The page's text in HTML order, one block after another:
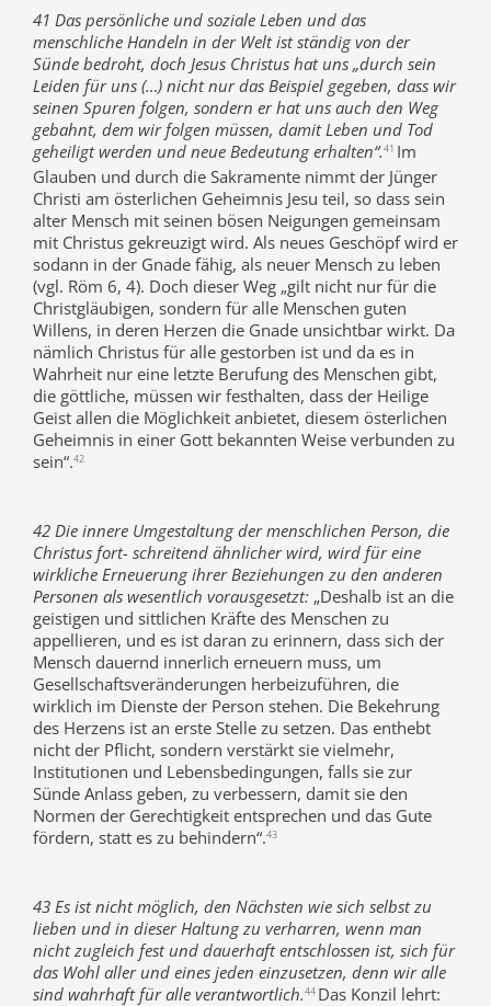
41 Das persönliche und soziale Leben und das
menschliche Handeln in der Welt ist ständig von der
Sünde bedroht, doch Jesus Christus hat uns „durch sein
Leiden für uns (…) nicht nur das Beispiel gegeben, dass wir
seinen Spuren folgen, sondern er hat uns auch den Weg
gebahnt, dem wir folgen müssen, damit Leben und Tod
geheiligt werden und neue Bedeutung erhalten“.41 Im
Glauben und durch die Sakramente nimmt der Jünger
Christi am österlichen Geheimnis Jesu teil, so dass sein
alter Mensch mit seinen bösen Neigungen gemeinsam
mit Christus gekreuzigt wird. Als neues Geschöpf wird er
sodann in der Gnade fähig, als neuer Mensch zu leben
(vgl. Röm 6, 4). Doch dieser Weg „gilt nicht nur für die
Christgläubigen, sondern für alle Menschen guten
Willens, in deren Herzen die Gnade unsichtbar wirkt. Da
nämlich Christus für alle gestorben ist und da es in
Wahrheit nur eine letzte Berufung des Menschen gibt,
die göttliche, müssen wir festhalten, dass der Heilige
Geist allen die Möglichkeit anbietet, diesem österlichen
Geheimnis in einer Gott bekannten Weise verbunden zu
sein“.42
42 Die innere Umgestaltung der menschlichen Person, die
Christus fort- schreitend ähnlicher wird, wird für eine
wirkliche Erneuerung ihrer Beziehungen zu den anderen
Personen als wesentlich vorausgesetzt: „Deshalb ist an die
geistigen und sittlichen Kräfte des Menschen zu
appellieren, und es ist daran zu erinnern, dass sich der
Mensch dauernd innerlich erneuern muss, um
Gesellschaftsveränderungen herbeizuführen, die
wirklich im Dienste der Person stehen. Die Bekehrung
des Herzens ist an erste Stelle zu setzen. Das enthebt
nicht der Pflicht, sondern verstärkt sie vielmehr,
Institutionen und Lebensbedingungen, falls sie zur
Sünde Anlass geben, zu verbessern, damit sie den
Normen der Gerechtigkeit entsprechen und das Gute
fördern, statt es zu behindern“.43
43 Es ist nicht möglich, den Nächsten wie sich selbst zu
lieben und in dieser Haltung zu verharren, wenn man
nicht zugleich fest und dauerhaft entschlossen ist, sich für
das Wohl aller und eines jeden einzusetzen, denn wir alle
sind wahrhaft für alle verantwortlich.44 Das Konzil lehrt: